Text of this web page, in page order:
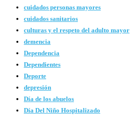
cuidados personas mayores
cuidados sanitarios
culturas y el respeto del adulto mayor
demencia
Dependencia
Dependientes
Deporte
depresión
Día de los abuelos
Día Del Niño Hospitalizado